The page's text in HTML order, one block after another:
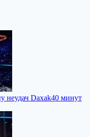
неудач Daxak40 минут